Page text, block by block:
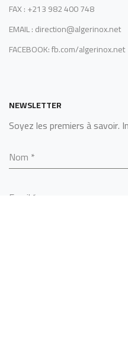
FAX : +213 982 400 748
EMAIL : direction@algerinox.net
FACEBOOK: fb.com/algerinox.net
NEWSLETTER
Soyez les premiers à savoir.
Nom *
Email *